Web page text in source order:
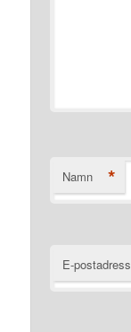
Namn *
E-postadress